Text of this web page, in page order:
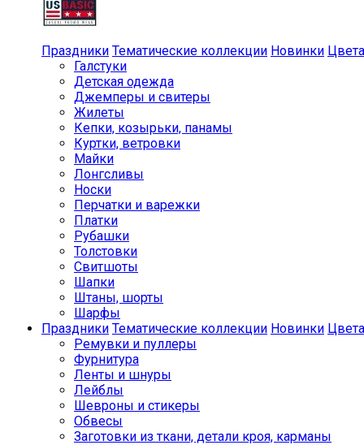
Праздники Тематические коллекции Новинки Цвета
Галстуки
Детская одежда
Джемперы и свитеры
Жилеты
Кепки, козырьки, панамы
Куртки, ветровки
Майки
Лонгсливы
Носки
Перчатки и варежки
Платки
Рубашки
Толстовки
Свитшоты
Шапки
Штаны, шорты
Шарфы
Праздники Тематические коллекции Новинки Цвета
Ремувки и пуллеры
Фурнитура
Ленты и шнуры
Лейблы
Шевроны и стикеры
Обвесы
Заготовки из ткани, детали кроя, карманы